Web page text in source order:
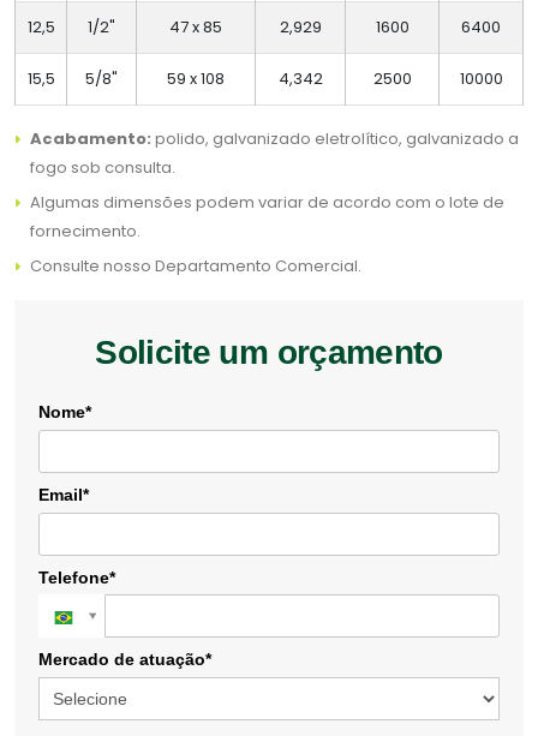
12,5 1/2" 47 x 85 2,929 1600 6400
15,5 5/8" 59 x 108 4,342 2500 10000
Acabamento: polido, galvanizado eletrolítico, galvanizado a
fogo sob consulta.
Algumas dimensões podem variar de acordo com o lote de
fornecimento.
Consulte nosso Departamento Comercial.
Solicite um orçamento
Nome*
Email*
Telefone*
Mercado de atuação*